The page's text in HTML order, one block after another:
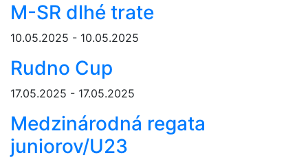
M-SR dlhé trate
10.05.2025 - 10.05.2025
Rudno Cup
17.05.2025 - 17.05.2025
Medzinárodná regata
juniorov/U23